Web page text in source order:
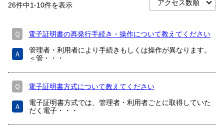
26件中1-10件を表示
Ｑ 電子証明書の再発行手続き・操作について教えてください
Ａ
管理者・利用者により手続きもしくは操作が異なります。
＜管・・・
Ｑ 電子証明書方式について教えてください
Ａ
電子証明書方式では、管理者・利用者ごとに取得していた
だく電子・・・